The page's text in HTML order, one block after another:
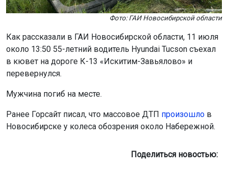
Фото: ГАИ Новосибирской области
Как рассказали в ГАИ Новосибирской области, 11 июля
около 13:50 55-летний водитель Hyundai Tucson съехал
в кювет на дороге К-13 «Искитим-Завьялово» и
перевернулся.
Мужчина погиб на месте.
Ранее Горсайт писал, что массовое ДТП произошло в
Новосибирске у колеса обозрения около Набережной.
Поделиться новостью: